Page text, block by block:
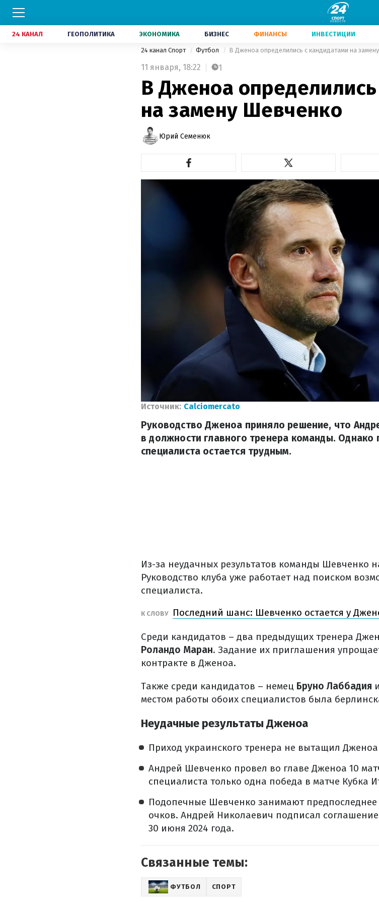
24 КАНАЛ ГЕОПОЛИТИКА ЭКОНОМИКА БИЗНЕС ФИНАНСЫ ИНВЕСТИЦИИ
24 канал Спорт Футбол В Дженоа определились с кандидатами на
11 января, 18:22 1
В Дженоа
на замену Шевченко
Юрий Семенюк
Источник: Calciomercato
Руководство Дженоа приняло решение, что
в должности главного тренера команды. Однако
специалиста остается трудным.
Из-за неудачных результатов команды Шевченко
Руководство клуба уже работает над поиском
специалиста.
К СЛОВУ Последний шанс: Шевченко остается у
Среди кандидатов – два предыдущих тренера
Роландо Маран. Задание их приглашения
контракте в Дженоа.
Также среди кандидатов – немец Бруно Лаббадия
местом работы обоих специалистов была
Неудачные результаты Дженоа
Приход украинского тренера не вытащил
Андрей Шевченко провел во главе Дженоа 10
специалиста только одна победа в матче Кубка
Подопечные Шевченко занимают предпоследнее
очков. Андрей Николаевич подписал
30 июня 2024 года.
Связанные темы:
ФУТБОЛ СПОРТ